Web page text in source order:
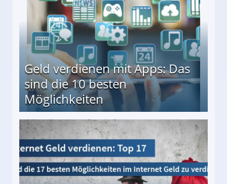
Geld verdienen mit Apps: Das
sind die 10 besten
Möglichkeiten
besten Möglichkeiten